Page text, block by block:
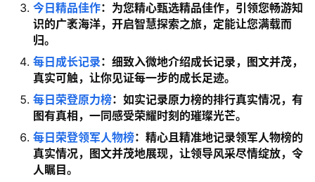
今日精品佳作：为您精心甄选精品佳作，引领您畅游知
识的广袤海洋，开启智慧探索之旅，定能让您满载而
归。
每日成长记录：细致入微地介绍成长记录，图文并茂，
真实可触，让你见证每一步的成长足迹。
每日荣登原力榜：如实记录原力榜的排行真实情况，有
图有真相，一同感受荣耀时刻的璀璨光芒。
每日荣登领军人物榜：精心且精准地记录领军人物榜的
真实情况，图文并茂地展现，让领导风采尽情绽放，令
人瞩目。